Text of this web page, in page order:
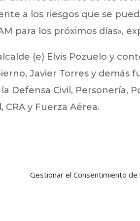
Gestionar el Consentimiento de
a los riesgos que se
para los próximos días»,
(e) Elvis Pozuelo y
Javier Torres y demás
Defensa Civil, Personería,
y Fuerza Aérea.